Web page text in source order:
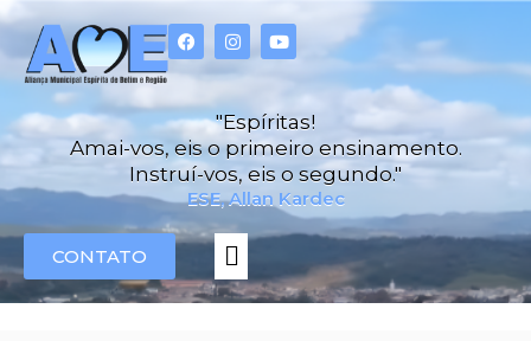
"Espíritas!
Amai-vos, eis o primeiro ensinamento.
Instruí-vos, eis o segundo."
ESE, Allan Kardec
CONTATO